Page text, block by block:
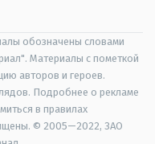
обозначены словами
Материалы с пометкой
авторов и героев.
Подробнее о рекламе
в правилах
© 2005—2022, ЗАО